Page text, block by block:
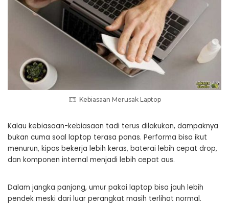
Kebiasaan Merusak Laptop
Kalau kebiasaan-kebiasaan tadi terus dilakukan, dampaknya
bukan cuma soal laptop terasa panas. Performa bisa ikut
menurun, kipas bekerja lebih keras, baterai lebih cepat drop,
dan komponen internal menjadi lebih cepat aus.
Dalam jangka panjang, umur pakai laptop bisa jauh lebih
pendek meski dari luar perangkat masih terlihat normal.